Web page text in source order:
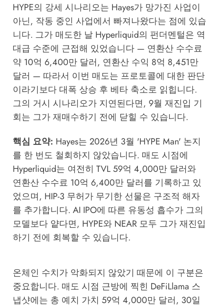
HYPE의 강세 시나리오는 Hayes가 망가진 사업이
아닌, 작동 중인 사업에서 빠져나왔다는 점에 있습
니다. 그가 매도한 날 Hyperliquid의 펀더멘털은 역
대급 수준에 근접해 있었습니다 — 연환산 수수료
약 10억 6,400만 달러, 연환산 수익 8억 8,451만
달러 — 따라서 이번 매도는 프로토콜에 대한 판단
이라기보다 대폭 상승 후 베타 축소로 읽힙니다.
그의 거시 시나리오가 지연된다면, 9월 재진입 기
회는 그가 재매수하기 전에 닫힐 수 있습니다.
핵심 요약: Hayes는 2026년 3월 'HYPE Man' 논지
를 한 번도 철회하지 않았습니다. 매도 시점에
Hyperliquid는 여전히 TVL 59억 4,000만 달러와
연환산 수수료 10억 6,400만 달러를 기록하고 있
었으며, HIP-3 무허가 무기한 선물은 구조적 해자
를 추가합니다. AI IPO에 따른 유동성 흡수가 그의
모델보다 얕다면, HYPE와 NEAR 모두 그가 재진입
하기 전에 회복할 수 있습니다.
온체인 수치가 악화되지 않았기 때문에 이 구분은
중요합니다. 매도 시점 근방에 찍힌 DeFiLlama 스
냅샷에는 총 예치 가치 59억 4,000만 달러, 30일